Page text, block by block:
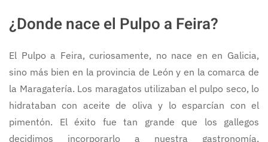
¿Donde nace el Pulpo a Feira?
El Pulpo a Feira, curiosamente, no nace en en Galicia,
sino más bien en la provincia de León y en la comarca de
la Maragatería. Los maragatos utilizaban el pulpo seco, lo
hidrataban con aceite de oliva y lo esparcían con el
pimentón. El éxito fue tan grande que los gallegos
decidimos incorporarlo a nuestra gastronomía,